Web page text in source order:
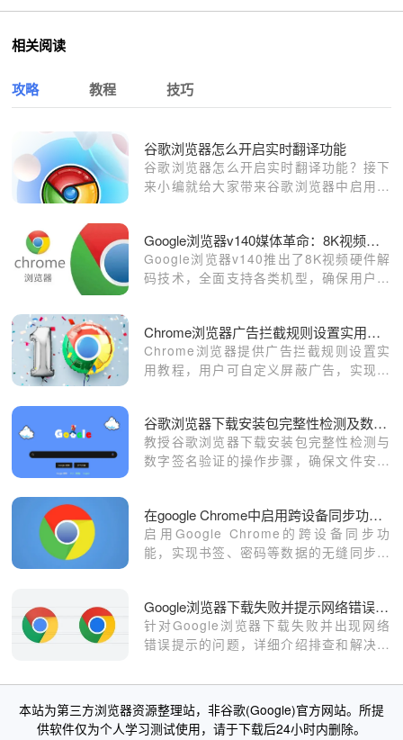
相关阅读
攻略 教程 技巧
谷歌浏览器怎么开启实时翻译功能
谷歌浏览器怎么开启实时翻译功能？接下
来小编就给大家带来谷歌浏览器中启用实
Google浏览器v140媒体革命：8K视频硬件解码全机型适配
Google浏览器v140推出了8K视频硬件解
码技术，全面支持各类机型，确保用户可
Chrome浏览器广告拦截规则设置实用教程分享
Chrome浏览器提供广告拦截规则设置实
用教程，用户可自定义屏蔽广告，实现干
谷歌浏览器下载安装包完整性检测及数字签名验证教程
教授谷歌浏览器下载安装包完整性检测与
数字签名验证的操作步骤，确保文件安全
在google Chrome中启用跨设备同步功能提升使用体验
启用Google Chrome的跨设备同步功
能，实现书签、密码等数据的无缝同步，
Google浏览器下载失败并提示网络错误的解决方案
针对Google浏览器下载失败并出现网络
错误提示的问题，详细介绍排查和解决方
本站为第三方浏览器资源整理站，非谷歌(Google)官方网站。所提
供软件仅为个人学习测试使用，请于下载后24小时内删除。